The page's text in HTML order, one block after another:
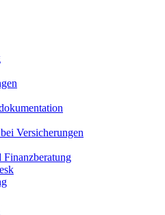
Versicherungen
Finanzberatung